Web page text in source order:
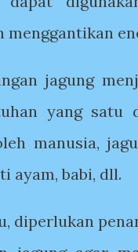
menggantikan
jagung
yang satu
manusia,
ayam, babi, dll.
diperlukan